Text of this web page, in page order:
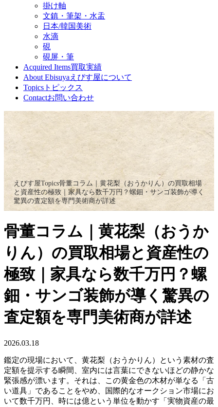
掛け軸
文鎮・筆架・水盂
日本/韓国美術
水滴
硯
硯屏・筆
Acquired Items買取実績
About Ebisuya えびす屋について
Topics トピックス
Contactお問い合わせ
えびす屋Topics骨董コラム｜黄花梨（おうかりん）の買取相場
と資産性の極致｜家具なら数千万円？螺鈿・サンゴ装飾が導く
驚異の査定額を専門美術商が詳述
骨董コラム｜黄花梨（おうか
りん）の買取相場と資産性の
極致｜家具なら数千万円？螺
鈿・サンゴ装飾が導く驚異の
査定額を専門美術商が詳述
2026.03.18
鑑定の現場において、黄花梨（おうかりん）という素材の査
定額を提示する瞬間、室内には言葉にできないほどの静かな
緊張感が漂います。それは、この黄金色の木材が単なる「古
い道具」であることをやめ、国際的なオークション市場にお
いて数千万円、時には億という単位を動かす「実物資産の最